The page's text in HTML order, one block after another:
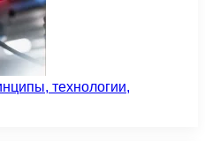
технологии,